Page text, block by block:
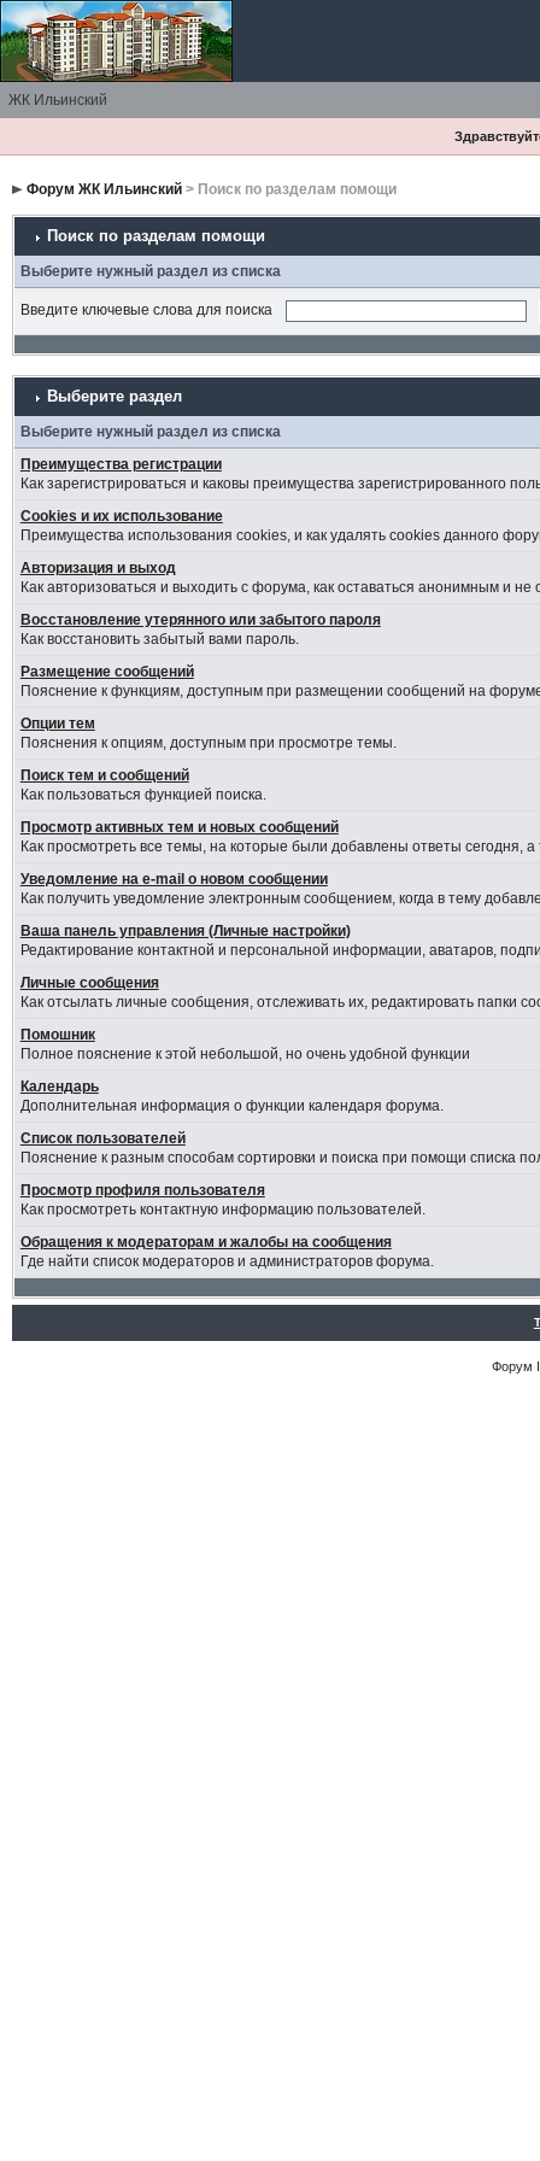
ЖК Ильинский
Форум ЖК Ильинский> Поиск по разделам помощи
Поиск по разделам помощи
Выберите нужный раздел из списка
Введите ключевые слова для поиска
Выберите раздел
Выберите нужный раздел из списка
Преимущества регистрации
Как зарегистрироваться и каковы преимущества зарегистрированного
Cookies и их использование
Преимущества использования cookies, и как удалять cookies данного
Авторизация и выход
Как авторизоваться и выходить с форума, как оставаться анонимным и
Восстановление утерянного или забытого пароля
Как восстановить забытый вами пароль.
Размещение сообщений
Пояснение к функциям, доступным при размещении сообщений на
Опции тем
Пояснения к опциям, доступным при просмотре темы.
Поиск тем и сообщений
Как пользоваться функцией поиска.
Просмотр активных тем и новых сообщений
Как просмотреть все темы, на которые были добавлены ответы сегодня,
Уведомление на е-mail о новом сообщении
Как получить уведомление электронным сообщением, когда в тему
Ваша панель управления (Личные настройки)
Редактирование контактной и персональной информации, аватаров,
Личные сообщения
Как отсылать личные сообщения, отслеживать их, редактировать папки
Помошник
Полное пояснение к этой небольшой, но очень удобной функции
Календарь
Дополнительная информация о функции календаря форума.
Список пользователей
Пояснение к разным способам сортировки и поиска при помощи списка
Просмотр профиля пользователя
Как просмотреть контактную информацию пользователей.
Обращения к модераторам и жалобы на сообщения
Где найти список модераторов и администраторов форума.
Форум